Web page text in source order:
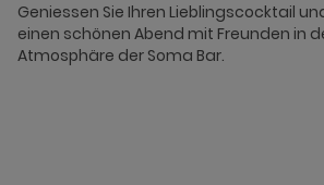
Geniessen Sie Ihren Lieblingscocktail
einen schönen Abend mit Freunden in
Atmosphäre der Soma Bar.